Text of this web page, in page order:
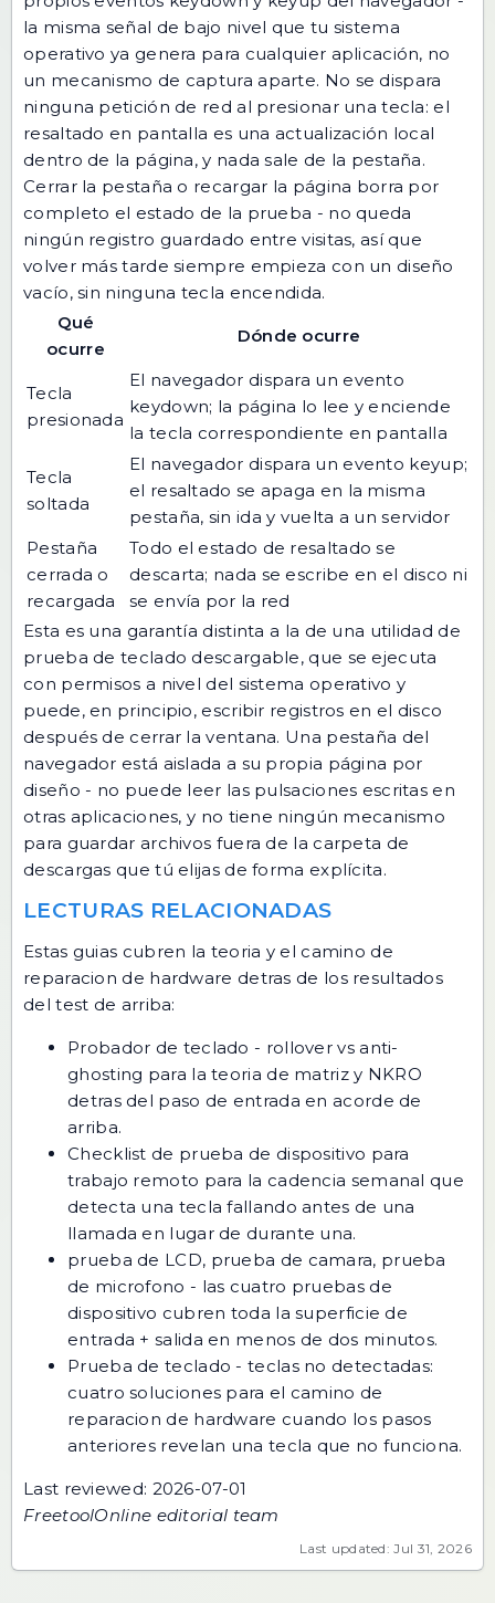
la misma señal de bajo nivel que tu sistema
operativo ya genera para cualquier aplicación, no
un mecanismo de captura aparte. No se dispara
ninguna petición de red al presionar una tecla: el
resaltado en pantalla es una actualización local
dentro de la página, y nada sale de la pestaña.
Cerrar la pestaña o recargar la página borra por
completo el estado de la prueba - no queda
ningún registro guardado entre visitas, así que
volver más tarde siempre empieza con un diseño
vacío, sin ninguna tecla encendida.
Qué
ocurre
Dónde ocurre
Tecla
presionada
El navegador dispara un evento
keydown; la página lo lee y enciende
la tecla correspondiente en pantalla
Tecla
soltada
El navegador dispara un evento keyup;
el resaltado se apaga en la misma
pestaña, sin ida y vuelta a un servidor
Pestaña
cerrada o
recargada
Todo el estado de resaltado se
descarta; nada se escribe en el disco ni
se envía por la red
Esta es una garantía distinta a la de una utilidad de
prueba de teclado descargable, que se ejecuta
con permisos a nivel del sistema operativo y
puede, en principio, escribir registros en el disco
después de cerrar la ventana. Una pestaña del
navegador está aislada a su propia página por
diseño - no puede leer las pulsaciones escritas en
otras aplicaciones, y no tiene ningún mecanismo
para guardar archivos fuera de la carpeta de
descargas que tú elijas de forma explícita.
LECTURAS RELACIONADAS
Estas guias cubren la teoria y el camino de
reparacion de hardware detras de los resultados
del test de arriba:
Probador de teclado - rollover vs anti-
ghosting para la teoria de matriz y NKRO
detras del paso de entrada en acorde de
arriba.
Checklist de prueba de dispositivo para
trabajo remoto para la cadencia semanal que
detecta una tecla fallando antes de una
llamada en lugar de durante una.
prueba de LCD, prueba de camara, prueba
de microfono - las cuatro pruebas de
dispositivo cubren toda la superficie de
entrada + salida en menos de dos minutos.
Prueba de teclado - teclas no detectadas:
cuatro soluciones para el camino de
reparacion de hardware cuando los pasos
anteriores revelan una tecla que no funciona.
Last reviewed: 2026-07-01
FreetoolOnline editorial team
Last updated: Jul 31, 2026